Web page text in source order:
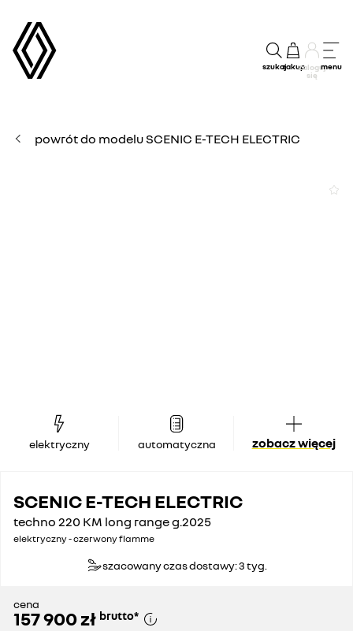
szukajzakupZaloguj
się
menu
powrót do modelu SCENIC E-TECH ELECTRIC
elektryczny automatyczna zobacz więcej
SCENIC E-TECH ELECTRIC
techno 220 KM long range g.2025
elektryczny - czerwony flamme
szacowany czas dostawy: 3 tyg.
cena
157 900 zł brutto*